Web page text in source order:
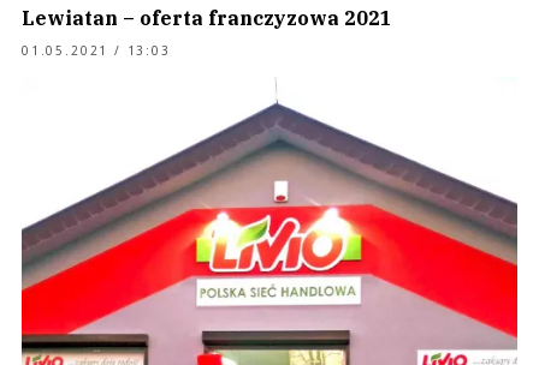
Lewiatan – oferta franczyzowa 2021
01.05.2021 / 13:03